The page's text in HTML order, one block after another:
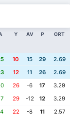
Y AV P ORT
10 15 29
2.69
12 11 26
2.69
26 -6 17
3.29
29 -12 12
3.29
22 -8 11 2.57